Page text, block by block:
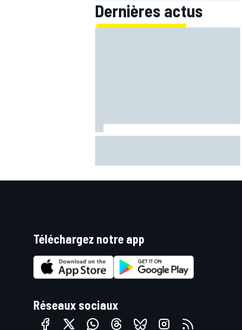
Dernières actus
Téléchargez notre app
Réseaux sociaux